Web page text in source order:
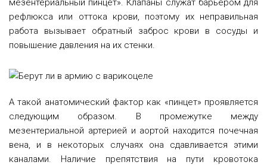
мезентериальный пинцет». Клапаны служат барьером для
рефлюкса или оттока крови, поэтому их неправильная
работа вызывает обратный заброс крови в сосуды и
повышение давления на их стенки.
А такой анатомический фактор как «пинцет» проявляется
следующим образом. В промежутке между
мезентериальной артерией и аортой находится почечная
вена, и в некоторых случаях она сдавливается этими
каналами. Наличие препятствия на пути кровотока